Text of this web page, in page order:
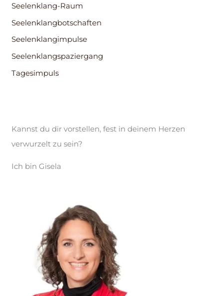
Seelenklang-Raum
Seelenklangbotschaften
Seelenklangimpulse
Seelenklangspaziergang
Tagesimpuls
Kannst du dir vorstellen, fest in deinem Herzen
verwurzelt zu sein?
Ich bin Gisela